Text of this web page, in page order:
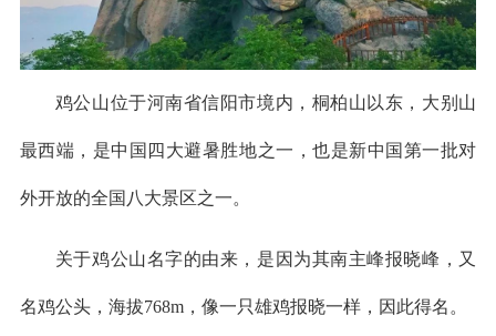
鸡公山位于河南省信阳市境内，桐柏山以东，大别山
最西端，是中国四大避暑胜地之一，也是新中国第一批对
外开放的全国八大景区之一。
关于鸡公山名字的由来，是因为其南主峰报晓峰，又
名鸡公头，海拔768m，像一只雄鸡报晓一样，因此得名。